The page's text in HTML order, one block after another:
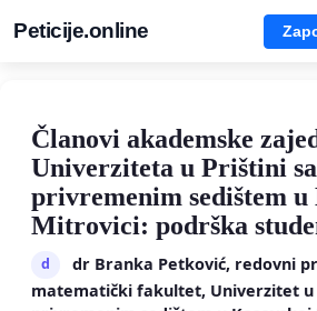
Peticije.online
Članovi akademske
Univerziteta u Prištini sa
privremenim sedištem u
Mitrovici: podrška
d
dr Branka Petković, redovni
matematički fakultet, Univerzitet u